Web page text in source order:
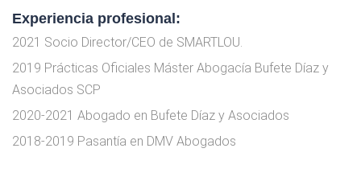
Experiencia profesional:
2021 Socio Director/CEO de SMARTLOU.
2019 Prácticas Oficiales Máster Abogacía Bufete Díaz y
Asociados SCP
2020-2021 Abogado en Bufete Díaz y Asociados
2018-2019 Pasantía en DMV Abogados